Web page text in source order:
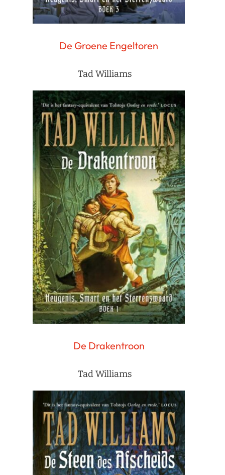
De Groene Engeltoren
Tad Williams
De Drakentroon
Tad Williams